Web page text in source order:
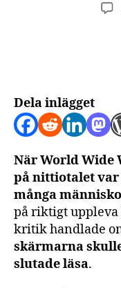
Dela inlägget
När World Wide
på nittiotalet var
många
på riktigt
kritik handlade
skärmarna
slutade läsa.